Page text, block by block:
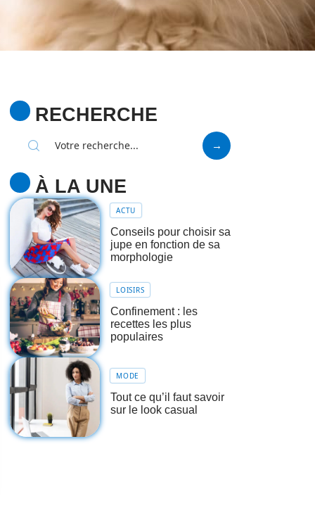
RECHERCHE
À LA UNE
ACTU
Conseils pour choisir sa
jupe en fonction de sa
morphologie
LOISIRS
Confinement : les
recettes les plus
populaires
MODE
Tout ce qu’il faut savoir
sur le look casual